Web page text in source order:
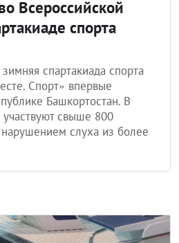
Всероссийской
спорта
спартакиада спорта
Спорт» впервые
Башкортостан. В
свыше 800
слуха из более